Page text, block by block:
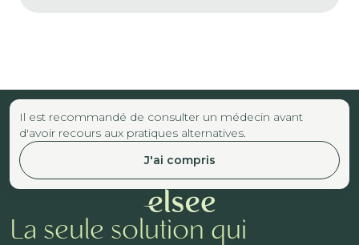
Il est recommandé de consulter un médecin avant
d'avoir recours aux pratiques alternatives.
J'ai compris
La seule solution qui